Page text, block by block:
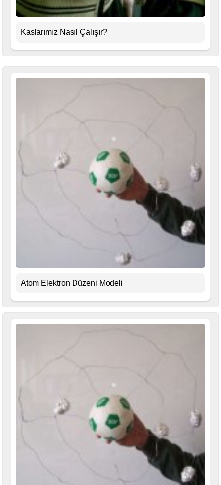
Kaslarımız Nasıl Çalışır?
Atom Elektron Düzeni Modeli